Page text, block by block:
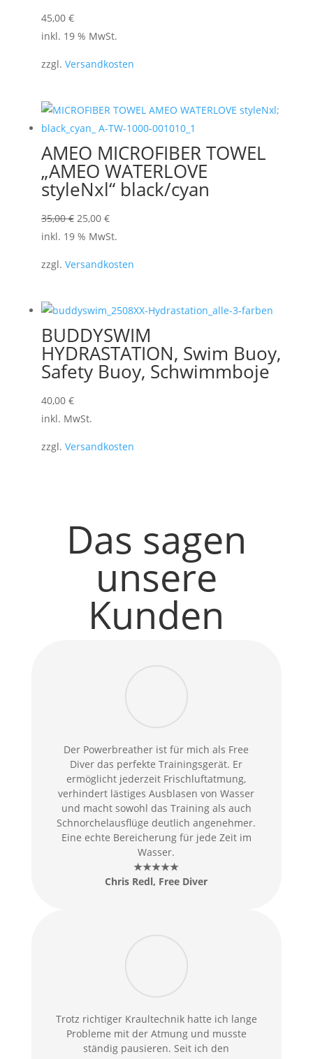
45,00 €
inkl. 19 % MwSt.
zzgl. Versandkosten
AMEO MICROFIBER TOWEL
„AMEO WATERLOVE
styleNxl“ black/cyan
35,00€ Ursprünglicher
Preis
35,00 €
25,00 €Aktueller
Preis
25,00 €.
inkl. 19 % MwSt.
zzgl. Versandkosten
BUDDYSWIM
HYDRASTATION, Swim Buoy,
Safety Buoy, Schwimmboje
40,00 €
inkl. MwSt.
zzgl. Versandkosten
Das sagen
unsere
Kunden
Der Powerbreather ist für mich als Free
Diver das perfekte Trainingsgerät. Er
ermöglicht jederzeit Frischluftatmung,
verhindert lästiges Ausblasen von Wasser
und macht sowohl das Training als auch
Schnorchelausflüge deutlich angenehmer.
Eine echte Bereicherung für jede Zeit im
Wasser.
★★★★★
Chris Redl, Free Diver
Trotz richtiger Kraultechnik hatte ich lange
Probleme mit der Atmung und musste
ständig pausieren. Seit ich den